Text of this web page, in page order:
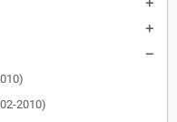
2010)